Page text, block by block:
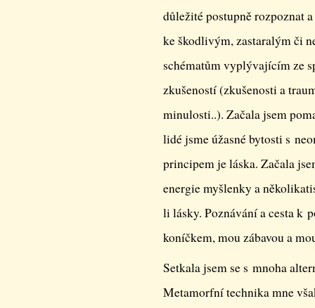
důležité postupně rozpoznat
ke škodlivým, zastaralým či
schématům vyplývajícím ze
zkušeností (zkušenosti a
minulosti..). Začala jsem
lidé jsme úžasné bytosti s
principem je láska. Začala
energie myšlenky a
li lásky. Poznávání a cesta k
koníčkem, mou zábavou a
Setkala jsem se s mnoha
Metamorfní technika mne